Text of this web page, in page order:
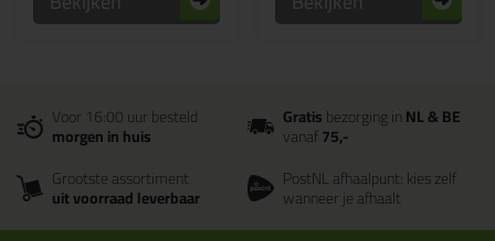
Voor 16:00 uur besteld
morgen in huis
Gratisbezorging inNL & BE
vanaf75,-
Grootste assortiment
uit voorraad leverbaar
PostNL afhaalpunt: kies zelf
wanneer je afhaalt